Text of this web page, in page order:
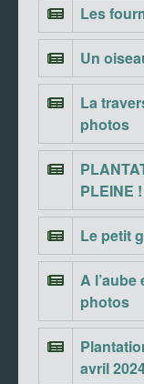
Les
Un
La
photos
PLEINE !
Le petit
A
photos
avril